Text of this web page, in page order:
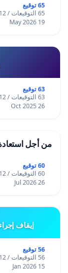
65 توقيع
65 التوقيعات / 12 أشهر
19 May 2026
63 توقيع
63 التوقيعات / 12 أشهر
26 Oct 2025
من أجل
60 توقيع
60 التوقيعات / 12 أشهر
26 Jul 2026
إيقاف
56 توقيع
56 التوقيعات / 12 أشهر
15 Jan 2026